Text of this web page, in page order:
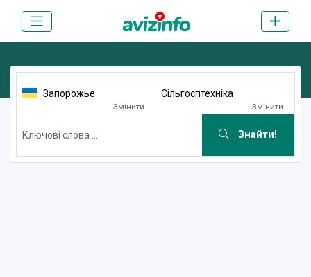
Запорожье
Змінити
Сільгосптехніка
Змінити
Знайти!